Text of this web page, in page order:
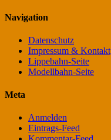
Navigation
Datenschutz
Impressum & Kontakt
Lippebahn-Seite
Modellbahn-Seite
Meta
Anmelden
Eintrags-Feed